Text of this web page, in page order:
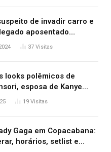
de invadir carro e
aposentado
no trânsito
37 Visitas
looks polêmicos de
esposa de Kanye
nua no Grammy
19 Visitas
Gaga em Copacabana:
horários, setlist e